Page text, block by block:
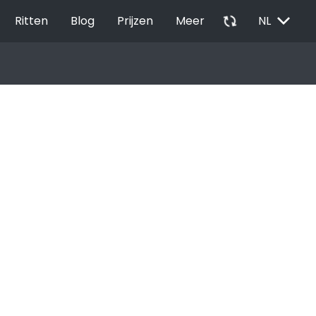
Ritten Blog Prijzen Meer autorenew NL EXPAND_MORE